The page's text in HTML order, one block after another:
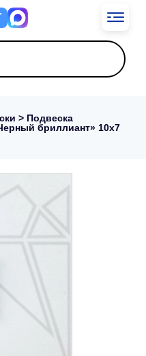
> Подвеска
бриллиант» 10х7